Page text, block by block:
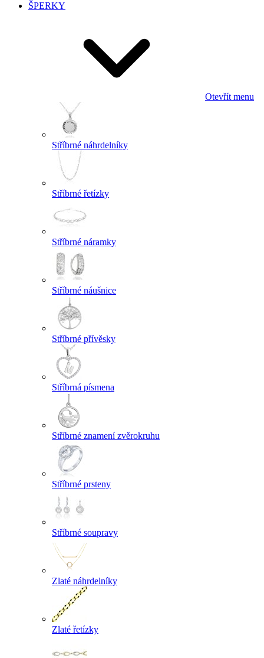
ŠPERKY
Otevřít menu
Stříbrné náhrdelníky
Stříbrné řetízky
Stříbrné náramky
Stříbrné náušnice
Stříbrné přívěsky
Stříbrná písmena
Stříbrné znamení zvěrokruhu
Stříbrné prsteny
Stříbrné soupravy
Zlaté náhrdelníky
Zlaté řetízky